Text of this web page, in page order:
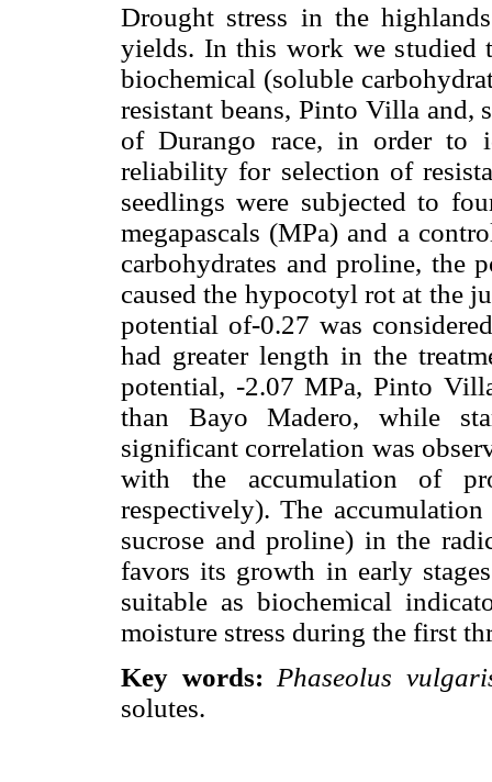
Drought stress in the
yields. In this work we studied
biochemical (soluble
resistant beans, Pinto Villa and,
of Durango race, in order to
reliability for selection of
seedlings were subjected to
megapascals (MPa) and a
carbohydrates and proline, the
caused the hypocotyl rot at the
potential of-0.27 was
had greater length in the
potential, -2.07 MPa, Pinto
than Bayo Madero, while
significant correlation was
with the accumulation of
respectively). The
sucrose and proline) in the
favors its growth in early
suitable as biochemical
moisture stress during the first
Key words: Phaseolus
solutes.